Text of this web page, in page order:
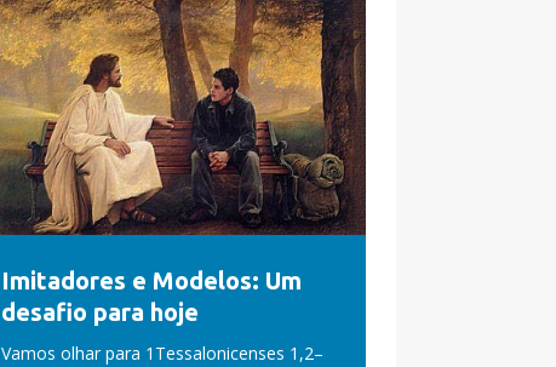
Imitadores e Modelos: Um
desafio para hoje
Vamos olhar para 1Tessalonicenses 1,2–